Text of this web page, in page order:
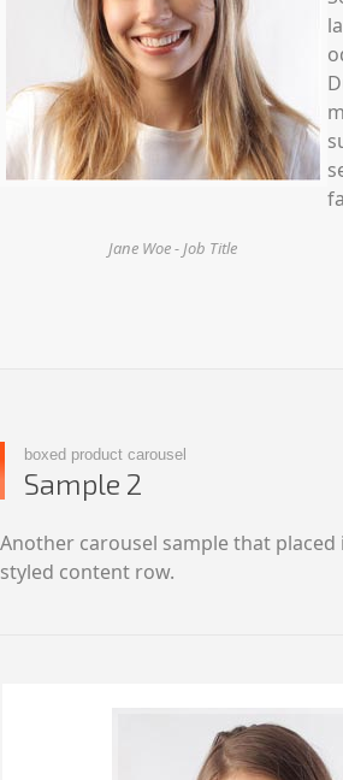
Jane Woe -Job Title
boxed product carousel
Sample 2
Another carousel sample that placed
styled content row.